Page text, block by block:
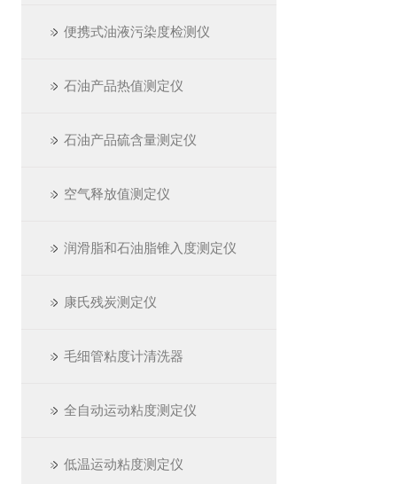
便携式油液污染度检测仪
石油产品热值测定仪
石油产品硫含量测定仪
空气释放值测定仪
润滑脂和石油脂锥入度测定仪
康氏残炭测定仪
毛细管粘度计清洗器
全自动运动粘度测定仪
低温运动粘度测定仪